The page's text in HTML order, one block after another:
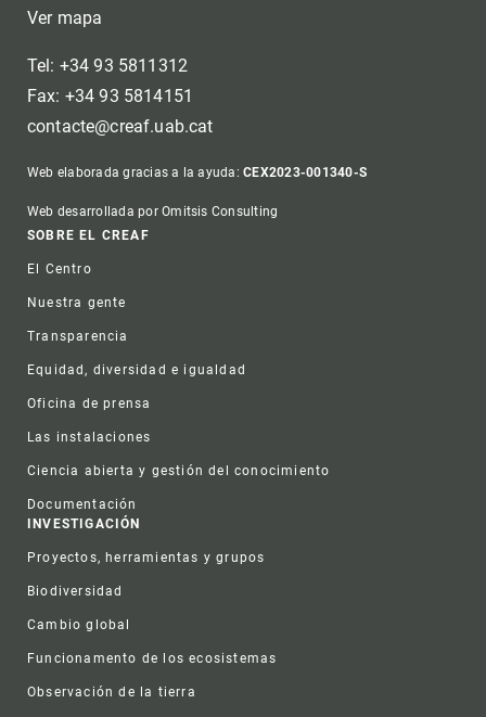
Ver mapa
Tel: +34 93 5811312
Fax: +34 93 5814151
contacte@creaf.uab.cat
Web elaborada gracias a la ayuda:CEX2023-001340-S
Web desarrollada por Omitsis Consulting
Footer
SOBRE EL CREAF
El Centro
Nuestra gente
Transparencia
Equidad, diversidad e igualdad
Oficina de prensa
Las instalaciones
Ciencia abierta y gestión del conocimiento
Documentación
INVESTIGACIÓN
Proyectos, herramientas y grupos
Biodiversidad
Cambio global
Funcionamento de los ecosistemas
Observación de la tierra